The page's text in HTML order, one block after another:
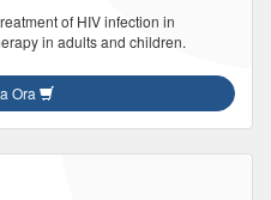
of HIV infection in
in adults and children.
Ora